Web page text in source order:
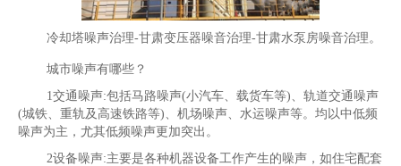
冷却塔噪声治理-甘肃变压器噪音治理-甘肃水泵房噪音治理。
城市噪声有哪些？
1交通噪声:包括马路噪声(小汽车、载货车等)、轨道交通噪声
(城铁、重轨及高速铁路等)、机场噪声、水运噪声等。均以中低频
噪声为主，尤其低频噪声更加突出。
2设备噪声:主要是各种机器设备工作产生的噪声，如住宅配套